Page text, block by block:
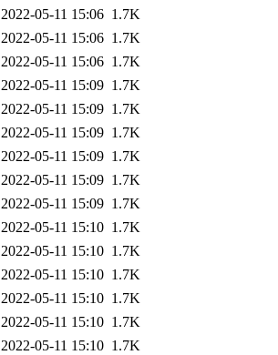
2022-05-11 15:06 1.7K
2022-05-11 15:06 1.7K
2022-05-11 15:06 1.7K
2022-05-11 15:09 1.7K
2022-05-11 15:09 1.7K
2022-05-11 15:09 1.7K
2022-05-11 15:09 1.7K
2022-05-11 15:09 1.7K
2022-05-11 15:09 1.7K
2022-05-11 15:10 1.7K
2022-05-11 15:10 1.7K
2022-05-11 15:10 1.7K
2022-05-11 15:10 1.7K
2022-05-11 15:10 1.7K
2022-05-11 15:10 1.7K